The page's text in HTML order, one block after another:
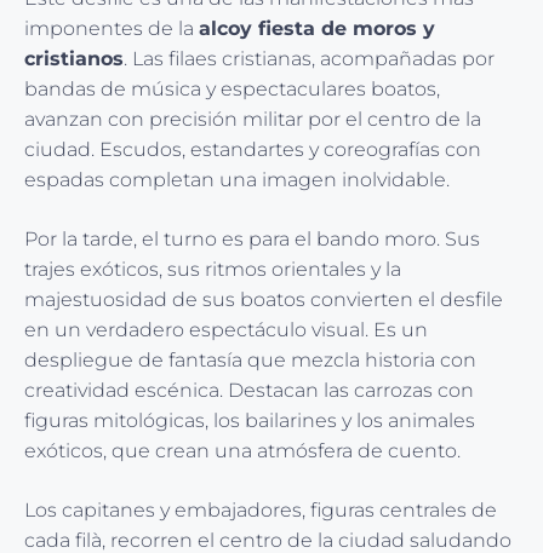
imponentes de la alcoy fiesta de moros y
cristianos. Las filaes cristianas, acompañadas por
bandas de música y espectaculares boatos,
avanzan con precisión militar por el centro de la
ciudad. Escudos, estandartes y coreografías con
espadas completan una imagen inolvidable.
Por la tarde, el turno es para el bando moro. Sus
trajes exóticos, sus ritmos orientales y la
majestuosidad de sus boatos convierten el desfile
en un verdadero espectáculo visual. Es un
despliegue de fantasía que mezcla historia con
creatividad escénica. Destacan las carrozas con
figuras mitológicas, los bailarines y los animales
exóticos, que crean una atmósfera de cuento.
Los capitanes y embajadores, figuras centrales de
cada filà, recorren el centro de la ciudad saludando